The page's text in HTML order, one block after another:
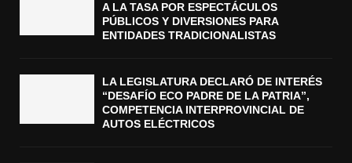
A LA TASA POR ESPECTÁCULOS
PÚBLICOS Y DIVERSIONES PARA
ENTIDADES TRADICIONALISTAS
LA LEGISLATURA DECLARÓ DE INTERÉS
“DESAFÍO ECO PADRE DE LA PATRIA”,
COMPETENCIA INTERPROVINCIAL DE
AUTOS ELÉCTRICOS